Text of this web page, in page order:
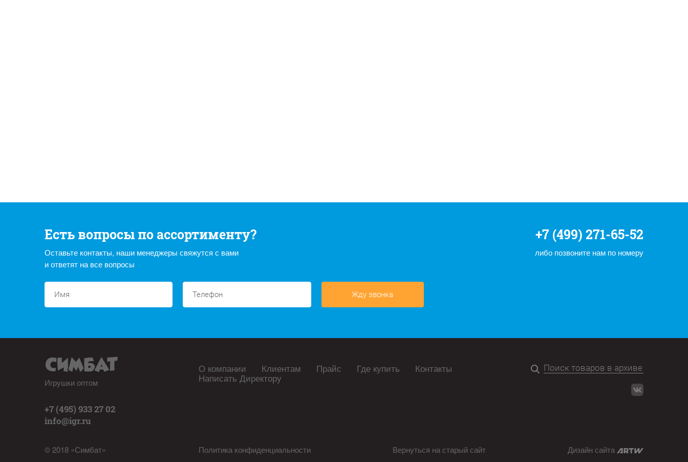
Есть вопросы по ассортименту?
Оставьте контакты, наши менеджеры свяжутся с вами
и ответят на все вопросы
+7 (499) 271-65-52
либо позвоните нам по номеру
Жду звонка
Игрушки оптом
+7 (495) 933 27 02
info@igr.ru
© 2018 «Симбат»
О компании Клиентам Прайс Где купить Контакты
Написать Директору
Политика конфиденциальности Вернуться на старый сайт Дизайн сайта